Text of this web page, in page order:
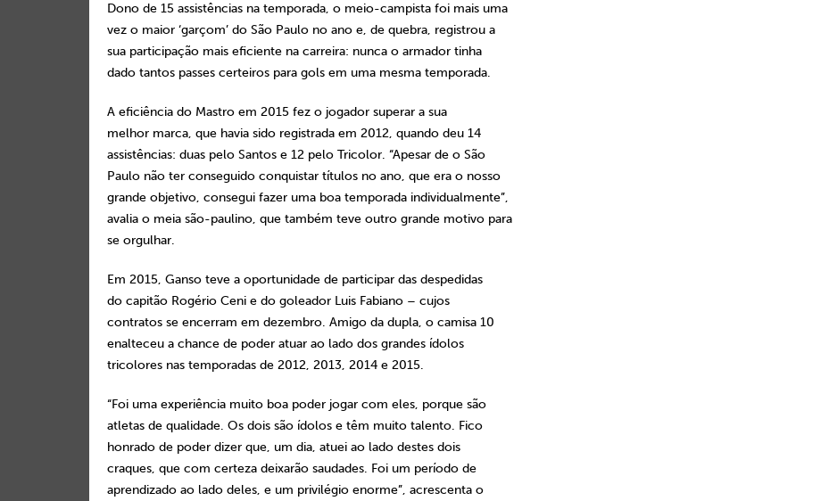
Dono de 15 assistências na temporada, o meio-campista foi mais uma
vez o maior ‘garçom’ do São Paulo no ano e, de quebra, registrou a
sua participação mais eficiente na carreira: nunca o armador tinha
dado tantos passes certeiros para gols em uma mesma temporada.
A eficiência do Mastro em 2015 fez o jogador superar a sua
melhor marca, que havia sido registrada em 2012, quando deu 14
assistências: duas pelo Santos e 12 pelo Tricolor. “Apesar de o São
Paulo não ter conseguido conquistar títulos no ano, que era o nosso
grande objetivo, consegui fazer uma boa temporada individualmente”,
avalia o meia são-paulino, que também teve outro grande motivo para
se orgulhar.
Em 2015, Ganso teve a oportunidade de participar das despedidas
do capitão Rogério Ceni e do goleador Luis Fabiano – cujos
contratos se encerram em dezembro. Amigo da dupla, o camisa 10
enalteceu a chance de poder atuar ao lado dos grandes ídolos
tricolores nas temporadas de 2012, 2013, 2014 e 2015.
“Foi uma experiência muito boa poder jogar com eles, porque são
atletas de qualidade. Os dois são ídolos e têm muito talento. Fico
honrado de poder dizer que, um dia, atuei ao lado destes dois
craques, que com certeza deixarão saudades. Foi um período de
aprendizado ao lado deles, e um privilégio enorme”, acrescenta o